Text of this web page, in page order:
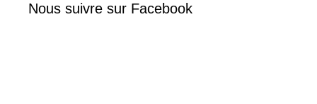
Nous suivre sur Facebook